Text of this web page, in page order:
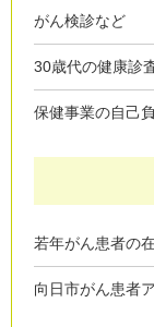
がん検診など
30歳代の健康診
保健事業の自己
若年がん患者の
向日市がん患者